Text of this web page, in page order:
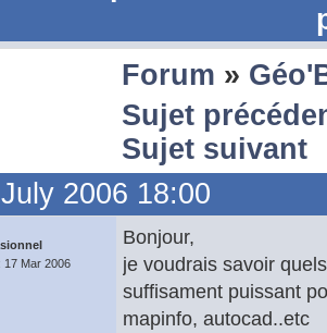
Forum »
Sujet
Sujet suivant
2006 18:00
17 Mar 2006
Bonjour,
je voudrais savoir
suffisament puissant
mapinfo, autocad..etc